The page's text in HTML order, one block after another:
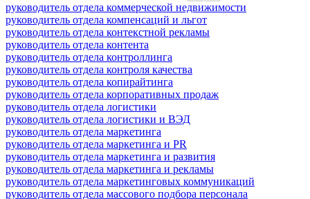
руководитель отдела коммерческой недвижимости
руководитель отдела компенсаций и льгот
руководитель отдела контекстной рекламы
руководитель отдела контента
руководитель отдела контроллинга
руководитель отдела контроля качества
руководитель отдела копирайтинга
руководитель отдела корпоративных продаж
руководитель отдела логистики
руководитель отдела логистики и ВЭД
руководитель отдела маркетинга
руководитель отдела маркетинга и PR
руководитель отдела маркетинга и развития
руководитель отдела маркетинга и рекламы
руководитель отдела маркетинговых коммуникаций
руководитель отдела массового подбора персонала